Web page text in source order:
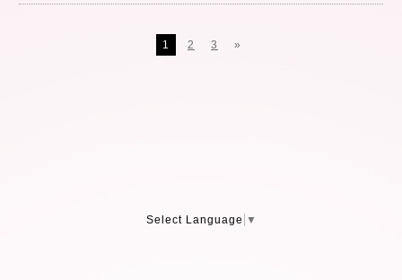
1 2 3 »
Select Language ▼